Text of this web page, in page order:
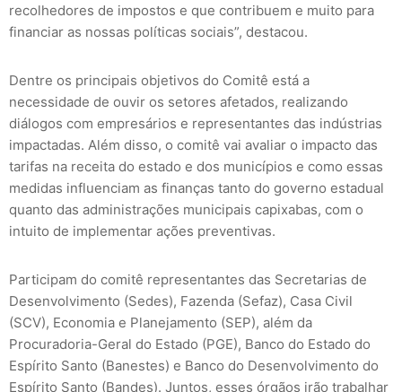
recolhedores de impostos e que contribuem e muito para
financiar as nossas políticas sociais”, destacou.
Dentre os principais objetivos do Comitê está a
necessidade de ouvir os setores afetados, realizando
diálogos com empresários e representantes das indústrias
impactadas. Além disso, o comitê vai avaliar o impacto das
tarifas na receita do estado e dos municípios e como essas
medidas influenciam as finanças tanto do governo estadual
quanto das administrações municipais capixabas, com o
intuito de implementar ações preventivas.
Participam do comitê representantes das Secretarias de
Desenvolvimento (Sedes), Fazenda (Sefaz), Casa Civil
(SCV), Economia e Planejamento (SEP), além da
Procuradoria-Geral do Estado (PGE), Banco do Estado do
Espírito Santo (Banestes) e Banco do Desenvolvimento do
Espírito Santo (Bandes). Juntos, esses órgãos irão trabalhar